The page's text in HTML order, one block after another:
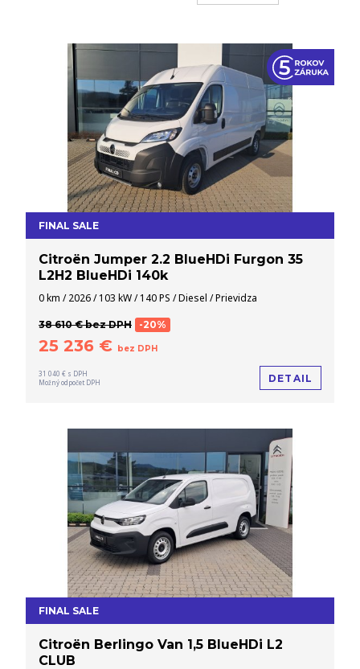
FINAL SALE
Citroën Jumper 2.2 BlueHDi Furgon 35
L2H2 BlueHDi 140k
0 km / 2026 / 103 kW / 140 PS / Diesel / Prievidza
38 610 € bez DPH -20%
25 236 € bez DPH
31 040 € s DPH
Možný odpočet DPH
DETAIL
FINAL SALE
Citroën Berlingo Van 1,5 BlueHDi L2
CLUB